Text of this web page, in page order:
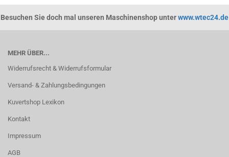
Besuchen Sie doch mal unseren Maschinenshop unterwww.wtec24.de
MEHR ÜBER...
Widerrufsrecht & Widerrufsformular
Versand- & Zahlungsbedingungen
Kuvertshop Lexikon
Kontakt
Impressum
AGB